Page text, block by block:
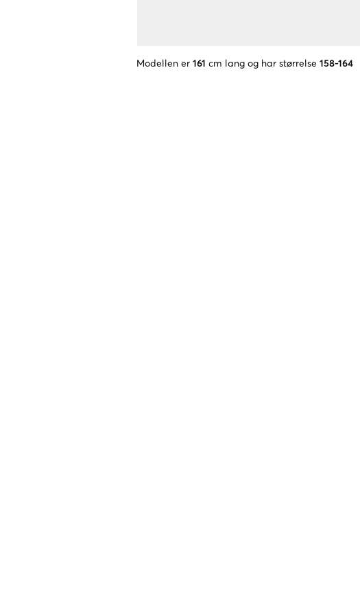
Modellen er 161 cm lang og har størrelse 158-164